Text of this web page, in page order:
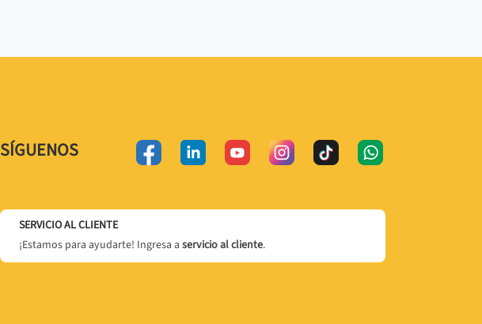
SÍGUENOS
SERVICIO AL CLIENTE
¡Estamos para ayudarte! Ingresa a servicio al cliente.